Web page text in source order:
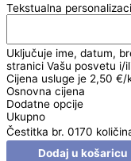
Tekstualna
Uključuje ime, datum,
stranici Vašu posvetu i/
Cijena usluge je 2,50 €/
Osnovna cijena
Dodatne opcije
Ukupno
Čestitka br. 0170
Dodaj u košaricu